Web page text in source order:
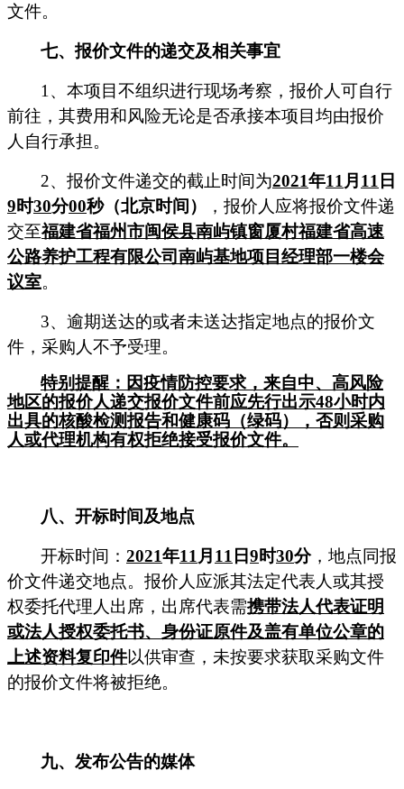
文件。
七、报价文件的递交及相关事宜
1 、本项目不组织进行现场考察， 报价人可自行
前往，其费用和风险无论是否承接本项目均由报价
人 自行承担。
2、 报价文件递交的截止时间为2021年11 月 11 日
9时30分00秒（北京时间） ， 报价人 应将报价文件递
交至福建省福州市闽侯县南屿镇窗厦村福建省高速
公路养护工程有限公司南屿基地项目经理部一楼会
议室。
3、逾期送达的或者未送达指定地点的报价文
件 ， 采购人不予受理。
特别提醒：因疫情防控要求，来自中、高风险
地区的报价人递交报价文件前应先行出示48小时内
出具的核酸检测报告和健康码（绿码），否则采购
人或代理机构有权拒绝接受报价文件。
八、 开标时间及地点
开标时间 ： 2021年11 月 11 日9时30分，地点同报
价文件递交地点。 报价人 应派其法定代表人或其授
权委托代理人出席，出席代表需携带法人代表证明
或法人授权委托书、身份证原件及盖有单位公章的
上述资料复印件以供审查，未按要求获取采购文件
的报价文件将被拒绝。
九、发布公告的媒体